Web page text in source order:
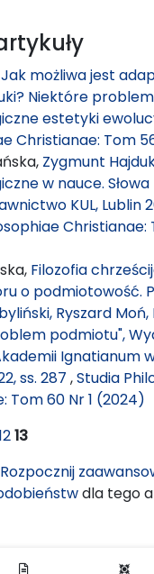
Jak możliwa jest
Niektóre
estetyki
Christianae: Tom
Zygmunt
w nauce.
KUL, Lublin
Christianae:
Filozofia
o podmiotowość.
Ryszard Moń,
podmiotu",
Ignatianum
ss. 287 ,Studia
Tom 60 Nr 1 (2024)
13
Rozpocznij
dla tego